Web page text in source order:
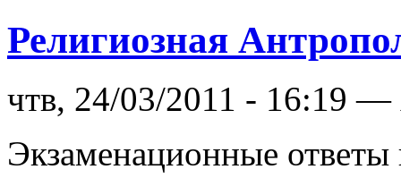
Религиозная
чтв, 24/03/2011 - 16:19 —
Экзаменационные